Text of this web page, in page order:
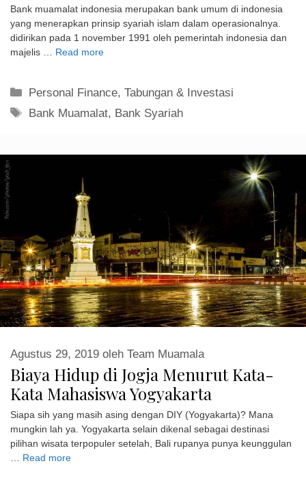
Bank muamalat indonesia merupakan bank umum di indonesia
yang menerapkan prinsip syariah islam dalam operasionalnya.
didirikan pada 1 november 1991 oleh pemerintah indonesia dan
majelis … Read more
Kategori
Personal Finance,Tabungan & Investasi
Tag
Bank Muamalat, Bank Syariah
Biaya Hidup di Jogja Menurut Kata-
Kata Mahasiswa Yogyakarta
Agustus 29, 2019 oleh Team Muamala
Siapa sih yang masih asing dengan DIY (Yogyakarta)? Mana
mungkin lah ya. Yogyakarta selain dikenal sebagai destinasi
pilihan wisata terpopuler setelah, Bali rupanya punya keunggulan
Read more